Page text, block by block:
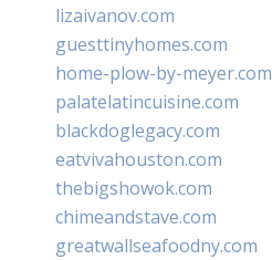
lizaivanov.com
guesttinyhomes.com
home-plow-by-meyer.com
palatelatincuisine.com
blackdoglegacy.com
eatvivahouston.com
thebigshowok.com
chimeandstave.com
greatwallseafoodny.com